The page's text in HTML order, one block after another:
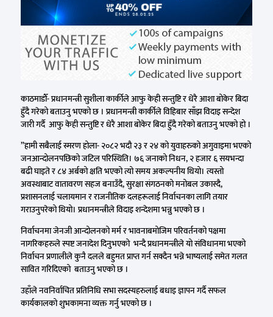
काठमाडौँ- प्रधानमन्त्री सुशीला कार्कीले आफु केही सन्तुष्टि र धेरै आशा बोकेर बिदा
हुँदै गरेको बताउनु भएको छ । प्रधानमन्त्री कार्कीले विहिबार साँझ विदाइ सन्देश
जारी गर्दै आफु केही सन्तुष्टि र धेरै आशा बोकेर बिदा हुँदै गरेको बताउनु भएको हो ।
”हामी सबैलाई स्मरण होला- २०८२ भदौ २३ र २४ को युवाहरुको अगुवाइमा भएको
जनआन्दोलनपछिको जटिल परिस्थिति। ७६ जनाको निधन, २ हजार ६ सयभन्दा
बढी घाइते र ८४ अर्बको क्षति भएको त्यो समय अकल्पनीय थियो। त्यस्तो
अवस्थाबाट वातावरण सहज बनाउँदै, सुरक्षा संगठनको मनोबल उकास्दै,
प्रशासनलाई चलायमान र राजनीतिक दलहरूलाई निर्वाचनका लागि तयार
गराउनुपरेको थियो। प्रधानमन्त्रीले विदाइ शन्देशमा भन्नु भएको छ ।
निर्वाचनमा जेनजी आन्दोलनको मर्म र भावनाबमोजिम परिवर्तनको पक्षमा
नागरिकहरुले स्पष्ट जनादेश दिनुभएको भन्दै प्रधानमन्त्रीले यो संविधानमा भएको
निर्वाचन प्रणालीले कुनै दलले बहुमत प्राप्त गर्न सक्दैन भन्ने भाष्यलाई समेत गलत
सावित गरिदिएको बताउनु भएको छ ।
उहाँले नवनिर्वाचित प्रतिनिधि सभा सदस्यहरुलाई बधाइ ज्ञापन गर्दै सफल
कार्यकालको शुभकामना व्यक्त गर्नु भएको छ ।